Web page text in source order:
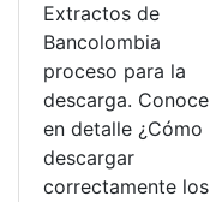
Extractos de
Bancolombia
proceso para la
descarga. Conoce
en detalle ¿Cómo
descargar
correctamente los